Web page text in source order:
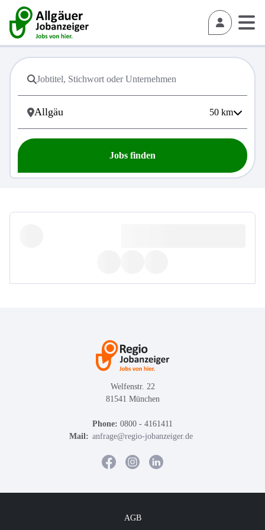
50 km
Jobs finden
Welfenstr. 22
81541 München
Phone: 0800 - 4161411
Mail: anfrage@regio-jobanzeiger.de
AGB